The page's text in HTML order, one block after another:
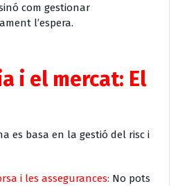
com gestionar
l’espera.
i el mercat: El
es basa en la gestió del risc i
i les assegurances: No pots